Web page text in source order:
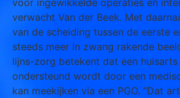
verwacht Van der Beek. Met
van de scheiding tussen de eerste
steeds meer in zwang rakende
lijns-zorg betekent dat een huisarts
ondersteund wordt door een
kan meekijken via een PGO. “Dat